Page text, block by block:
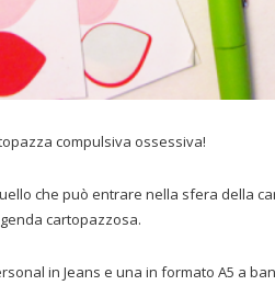
compulsiva ossessiva!
che può entrare nella sfera della
cartopazzosa.
in Jeans e una in formato A5 a